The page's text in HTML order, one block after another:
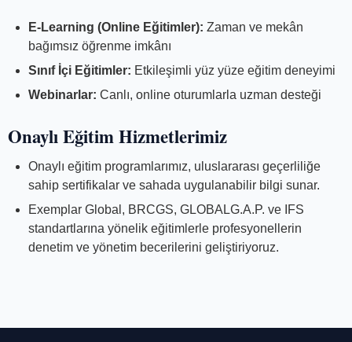
E-Learning (Online Eğitimler): Zaman ve mekân
bağımsız öğrenme imkânı
Sınıf İçi Eğitimler: Etkileşimli yüz yüze eğitim deneyimi
Webinarlar: Canlı, online oturumlarla uzman desteği
Onaylı Eğitim Hizmetlerimiz
Onaylı eğitim programlarımız, uluslararası geçerliliğe
sahip sertifikalar ve sahada uygulanabilir bilgi sunar.
Exemplar Global, BRCGS, GLOBALG.A.P. ve IFS
standartlarına yönelik eğitimlerle profesyonellerin
denetim ve yönetim becerilerini geliştiriyoruz.